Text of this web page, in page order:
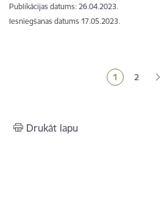
Publikācijas datums: 26.04.2023.
Iesniegšanas datums 17.05.2023.
Pašreizējā lapa
1 Lapa
2
Drukāt lapu